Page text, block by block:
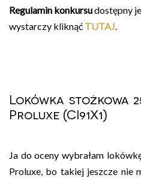
Regulamin konkursudostępny
wystarczy kliknąć TUTAJ.
Lokówka stożkowa
Proluxe (CI91X1)
Ja do oceny wybrałam
Proluxe, bo takiej jeszcze nie